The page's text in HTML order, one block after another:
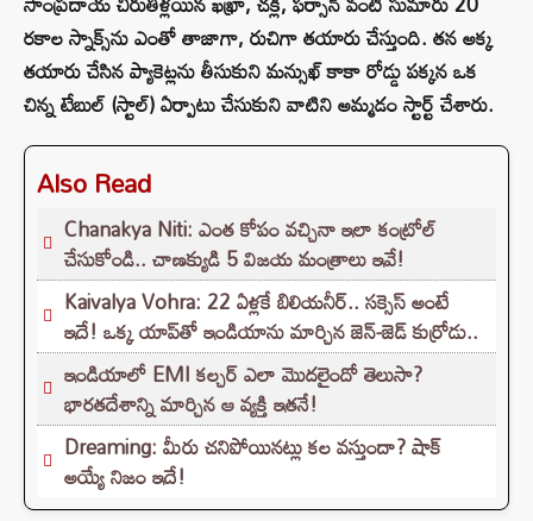
రకాల స్నాక్స్‌ను ఎంతో తాజాగా, రుచిగా తయారు చేస్తుంది. తన అక్క
తయారు చేసిన ప్యాకెట్లను తీసుకుని మన్సుఖ్ కాకా రోడ్డు పక్కన ఒక
చిన్న టేబుల్ (స్టాల్) ఏర్పాటు చేసుకుని వాటిని అమ్మడం స్టార్ట్ చేశారు.
Also Read
Chanakya Niti: ఎంత కోపం వచ్చినా ఇలా కంట్రోల్
చేసుకోండి.. చాణక్యుడి 5 విజయ మంత్రాలు ఇవే!
Kaivalya Vohra: 22 ఏళ్లకే బిలియనీర్.. సక్సెస్ అంటే
ఇదే! ఒక్క యాప్‌తో ఇండియాను మార్చిన జెన్-జెడ్ కుర్రోడు..
ఇండియాలో EMI కల్చర్ ఎలా మొదలైందో తెలుసా?
భారతదేశాన్ని మార్చిన ఆ వ్యక్తి ఇతనే!
Dreaming: మీరు చనిపోయినట్లు కల వస్తుందా? షాక్
అయ్యే నిజం ఇదే!